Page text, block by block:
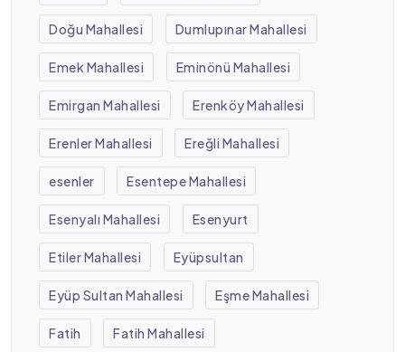
Doğu Mahallesi Dumlupınar Mahallesi
Emek Mahallesi Eminönü Mahallesi
Emirgan Mahallesi Erenköy Mahallesi
Erenler Mahallesi Ereğli Mahallesi
esenler Esentepe Mahallesi
Esenyalı Mahallesi Esenyurt
Etiler Mahallesi Eyüpsultan
Eyüp Sultan Mahallesi Eşme Mahallesi
Fatih Fatih Mahallesi